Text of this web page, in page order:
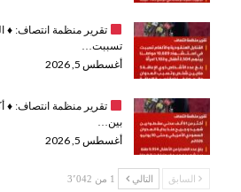
تقرير منظمة انتصاف: ♦️
تسببت…
أغسطس 5, 2026
تقرير منظمة انتصاف: ♦️
بين…
أغسطس 5, 2026
السابق التالي 1 من 3٬042